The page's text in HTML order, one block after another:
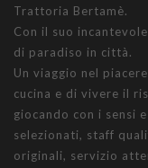
Trattoria Bertamè.
Con il suo
di paradiso in città.
Un viaggio nel
cucina e di vivere il
giocando con i sensi
selezionati, staff
originali, servizio